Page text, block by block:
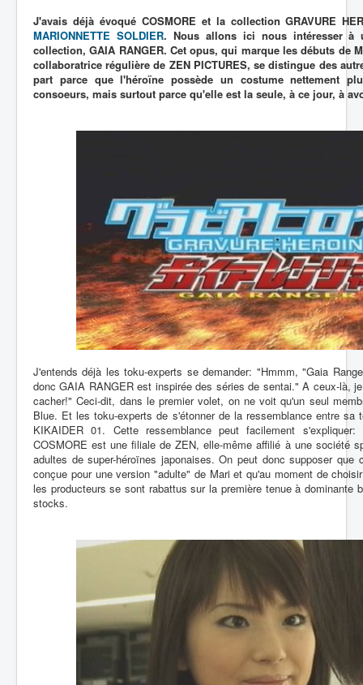
J'avais déjà évoqué COSMORE et la collection GRAVURE
MARIONNETTE SOLDIER. Nous allons ici nous intéresser à
collection, GAIA RANGER. Cet opus, qui marque les débuts de
collaboratrice régulière de ZEN PICTURES, se distingue des
part parce que l'héroïne possède un costume nettement
consoeurs, mais surtout parce qu'elle est la seule, à ce jour, à
J'entends déjà les toku-experts se demander: "Hmmm, "Gaia
donc GAIA RANGER est inspirée des séries de sentai." A ceux-là,
cacher!" Ceci-dit, dans le premier volet, on ne voit qu'un seul
Blue. Et les toku-experts de s'étonner de la ressemblance entre
KIKAIDER 01. Cette ressemblance peut facilement
COSMORE est une filiale de ZEN, elle-même affilié à une société
adultes de super-héroïnes japonaises. On peut donc supposer
conçue pour une version "adulte" de Mari et qu'au moment de
les producteurs se sont rabattus sur la première tenue à dominante
stocks.